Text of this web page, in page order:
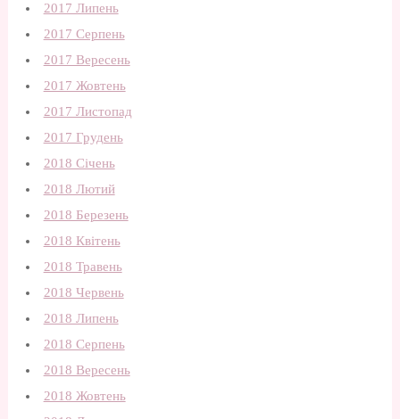
2017 Липень
2017 Серпень
2017 Вересень
2017 Жовтень
2017 Листопад
2017 Грудень
2018 Січень
2018 Лютий
2018 Березень
2018 Квітень
2018 Травень
2018 Червень
2018 Липень
2018 Серпень
2018 Вересень
2018 Жовтень